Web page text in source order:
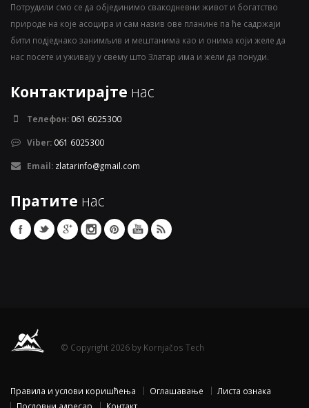
Потрудили смо се да објединимо свакодневни живот и богатство
природе на које асоцира и сам назив ове планине па ће садржаји
бити подједнако занимљив и мештанима као и онима који желе да
нас посете и уживају у свему што Златар има и жели да понуди.
Контактирајте нас
Телефон: 061 6025300
Viber: 061 6025300
Email: zlatarinfo@gmail.com
Пратите нас
© Copyright 2026 by Kornjačos Tech
Правила и услови коришћења Оглашавање
Листа ознака
Пословни адресар
Контакт